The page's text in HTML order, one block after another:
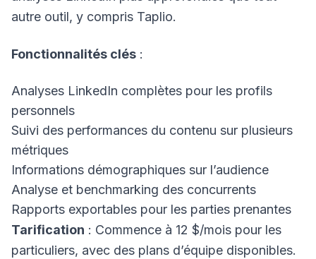
autre outil, y compris Taplio.
Fonctionnalités clés :
Analyses LinkedIn complètes pour les profils
personnels
Suivi des performances du contenu sur plusieurs
métriques
Informations démographiques sur l’audience
Analyse et benchmarking des concurrents
Rapports exportables pour les parties prenantes
Tarification : Commence à 12 $/mois pour les
particuliers, avec des plans d’équipe disponibles.